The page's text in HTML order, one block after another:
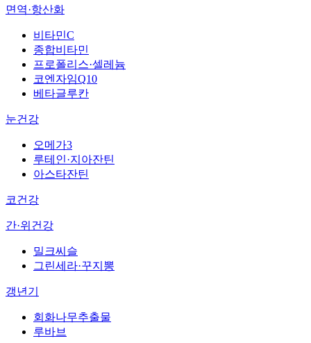
면역·항산화
비타민C
종합비타민
프로폴리스·셀레늄
코엔자임Q10
베타글루칸
눈건강
오메가3
루테인·지아잔틴
아스타잔틴
코건강
간·위건강
밀크씨슬
그린세라·꾸지뽕
갱년기
회화나무추출물
루바브